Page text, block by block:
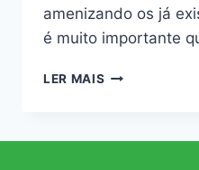
amenizando os já
é muito importante
LER MAIS A